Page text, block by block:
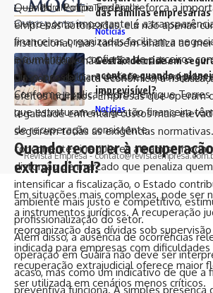
Pedro Henrique Torres Bianchi
Outro ponto importante é a
financeiras organizadas facilitam a
e aumentam a confiança de parceiros
disso, possibilitam decisões mais rápidas
Conforme explica Pedro Henrique Torres
que estruturam sua gestão financeira
de recuperação consistente.
Quando recorrer à
extrajudicial?
Em situações mais complexas, pode ser
a instrumentos jurídicos. A recuperação
reorganização das dívidas sob
indicada para empresas com dificuldades
recuperação extrajudicial oferece maior
ser utilizada em cenários menos críticos.
Quando a Polícia Federal reforça a
empresas autorizadas, ela não apenas
institucional, mas também sinaliza ao
informalidade não será tolerada.
Do ponto de vista econômico, a
efeitos indiretos. Empresas que operam
legalidade enfrentam custos mais
seguirem todas as exigências
concorrentes irregulares atuam sem
distorção de mercado que penaliza
intensificar a fiscalização, o Estado
ambiente mais justo e competitivo,
profissionalização do setor.
Além disso, a ausência de ocorrências
operação em Guaíra não deve ser
acaso, mas como um indicativo de que a
preventiva funciona. A simples presença
das famílias empresárias
Notícias
Gestão de crise em
acontece quando o
imprevisível?
Notícias
Revista Empresa -